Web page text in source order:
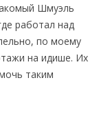
Шмуэль
работал над
по моему
на идише. Их
таким